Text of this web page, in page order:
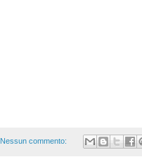
Nessun commento: